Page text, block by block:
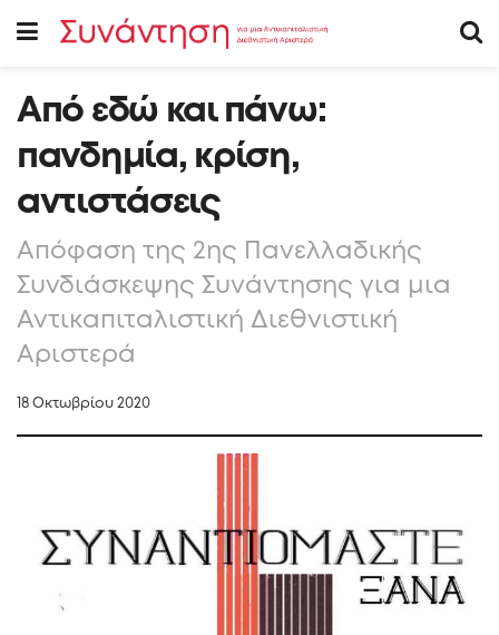
Από εδώ και πάνω:
πανδημία, κρίση,
αντιστάσεις
Απόφαση της 2ης Πανελλαδικής
Συνδιάσκεψης Συνάντησης για μια
Αντικαπιταλιστική Διεθνιστική
Αριστερά
18 Οκτωβρίου 2020